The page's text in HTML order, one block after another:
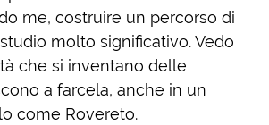
me, costruire un percorso di
molto significativo. Vedo
che si inventano delle
a farcela, anche in un
come Rovereto.